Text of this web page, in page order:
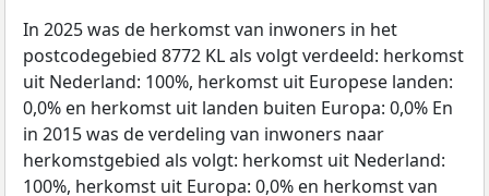
In 2025 was de herkomst van inwoners in het
postcodegebied 8772 KL als volgt verdeeld: herkomst
uit Nederland: 100%, herkomst uit Europese landen:
0,0% en herkomst uit landen buiten Europa: 0,0% En
in 2015 was de verdeling van inwoners naar
herkomstgebied als volgt: herkomst uit Nederland:
100%, herkomst uit Europa: 0,0% en herkomst van